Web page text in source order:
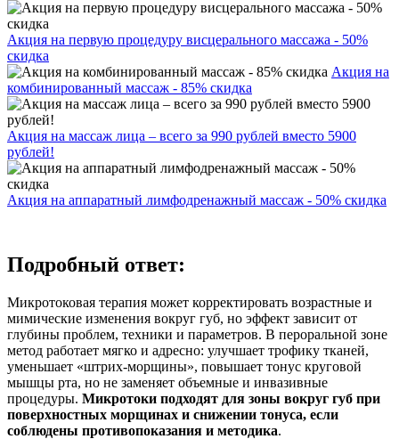
Акция на первую процедуру висцерального массажа - 50%
скидка
Акция на
комбинированный массаж - 85% скидка
Акция на массаж лица – всего за 990 рублей вместо 5900
рублей!
Акция на аппаратный лимфодренажный массаж - 50% скидка
Подробный ответ:
Микротоковая терапия может корректировать возрастные и
мимические изменения вокруг губ, но эффект зависит от
глубины проблем, техники и параметров. В пероральной зоне
метод работает мягко и адресно: улучшает трофику тканей,
уменьшает «штрих‑морщины», повышает тонус круговой
мышцы рта, но не заменяет объемные и инвазивные
процедуры. Микротоки подходят для зоны вокруг губ при
поверхностных морщинах и снижении тонуса, если
соблюдены противопоказания и методика.